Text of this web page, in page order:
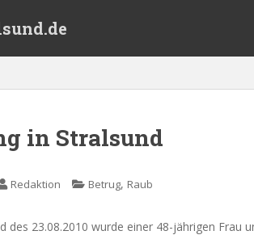
in Stralsund
Redaktion Betrug, Raub
des 23.08.2010 wurde einer 48-jährigen Frau